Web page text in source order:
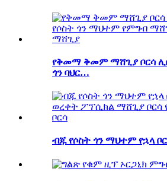
የቅመማ ቅመም ማሸጊያ ቦርሳ
ጎን ባህር…
ብጁ የሶስት ጎን ማህተም የኋላ